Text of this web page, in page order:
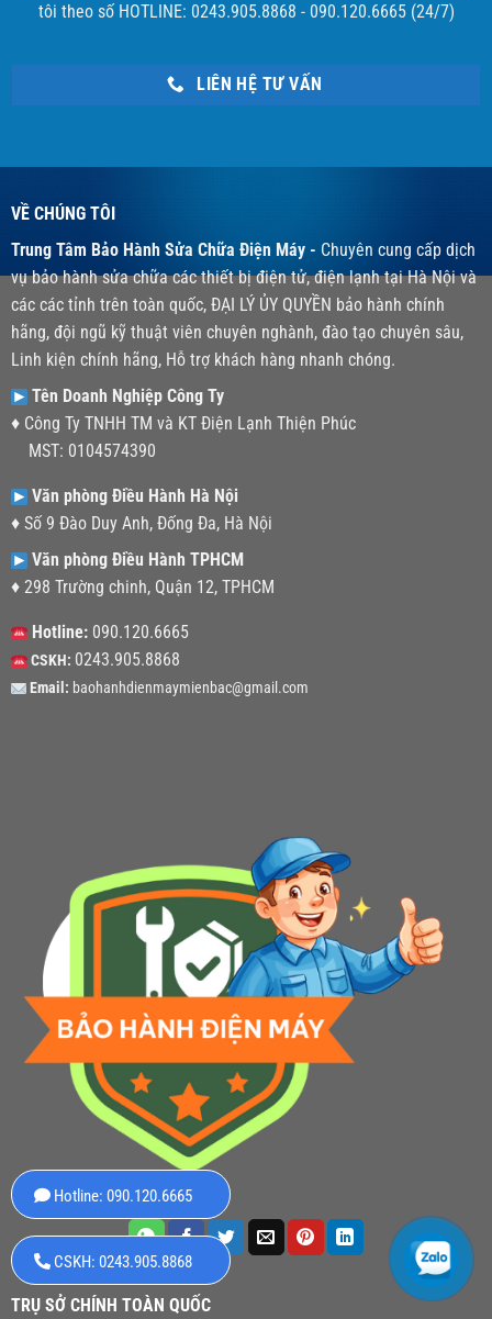
tôi theo số HOTLINE: 0243.905.8868 - 090.120.6665 (24/7)
LIÊN HỆ TƯ VẤN
VỀ CHÚNG TÔI
Trung Tâm Bảo Hành Sửa Chữa Điện Máy - Chuyên cung cấp dịch
vụ bảo hành sửa chữa các thiết bị điện tử, điện lạnh tại Hà Nội và
các các tỉnh trên toàn quốc, ĐẠI LÝ ỦY QUYỀN bảo hành chính
hãng, đội ngũ kỹ thuật viên chuyên nghành, đào tạo chuyên sâu,
Linh kiện chính hãng, Hỗ trợ khách hàng nhanh chóng.
Tên Doanh Nghiệp Công Ty
♦ Công Ty TNHH TM và KT Điện Lạnh Thiện Phúc
MST: 0104574390
Văn phòng Điều Hành Hà Nội
♦ Số 9 Đào Duy Anh, Đống Đa, Hà Nội
Văn phòng Điều Hành TPHCM
♦ 298 Trường chinh, Quận 12, TPHCM
Hotline:090.120.6665
CSKH: 0243.905.8868
Email: baohanhdienmaymienbac@gmail.com
TRỤ SỞ CHÍNH TOÀN QUỐC
Hotline: 090.120.6665
CSKH: 0243.905.8868